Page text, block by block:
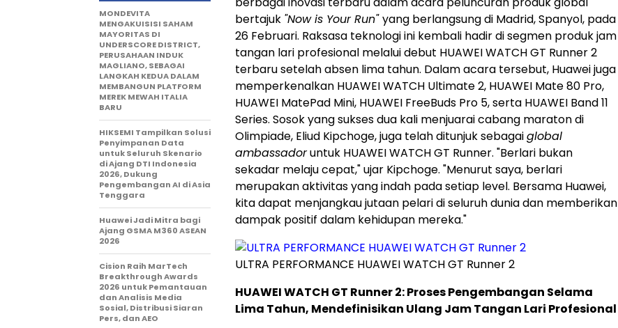
bertajuk "Now is Your Run"yang berlangsung di Madrid, Spanyol, pada
26 Februari. Raksasa teknologi ini kembali hadir di segmen produk jam
tangan lari profesional melalui debut HUAWEI WATCH GT Runner 2
terbaru setelah absen lima tahun. Dalam acara tersebut, Huawei juga
memperkenalkan HUAWEI WATCH Ultimate 2, HUAWEI Mate 80 Pro,
HUAWEI MatePad Mini, HUAWEI FreeBuds Pro 5, serta HUAWEI Band 11
Series. Sosok yang sukses dua kali menjuarai cabang maraton di
Olimpiade, Eliud Kipchoge, juga telah ditunjuk sebagaiglobal
ambassadoruntuk HUAWEI WATCH GT Runner. "Berlari bukan
sekadar melaju cepat," ujar Kipchoge. "Menurut saya, berlari
merupakan aktivitas yang indah pada setiap level. Bersama Huawei,
kita dapat menjangkau jutaan pelari di seluruh dunia dan memberikan
dampak positif dalam kehidupan mereka."
ULTRA PERFORMANCE HUAWEI WATCH GT Runner 2
HUAWEI WATCH GT Runner 2: Proses Pengembangan Selama
Lima Tahun, Mendefinisikan Ulang Jam Tangan Lari Profesional
MONDEVITA
MENGAKUISISI SAHAM
MAYORITAS DI
UNDERSCORE DISTRICT,
PERUSAHAAN INDUK
MAGLIANO, SEBAGAI
LANGKAH KEDUA DALAM
MEMBANGUN PLATFORM
MEREK MEWAH ITALIA
BARU
HIKSEMI Tampilkan Solusi
Penyimpanan Data
untuk Seluruh Skenario
di Ajang DTI Indonesia
2026, Dukung
Pengembangan AI di Asia
Tenggara
Huawei Jadi Mitra bagi
Ajang GSMA M360 ASEAN
2026
Cision Raih MarTech
Breakthrough Awards
2026 untuk Pemantauan
dan Analisis Media
Sosial, Distribusi Siaran
Pers, dan AEO